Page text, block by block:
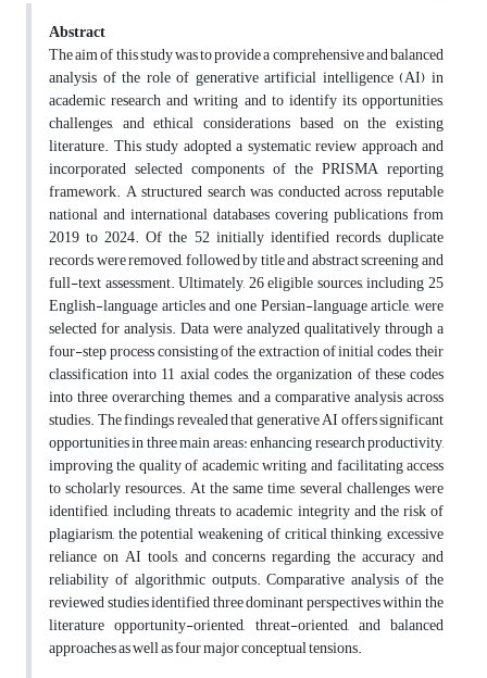
Abstract
The aim of this study was to provide a comprehensive and balanced
analysis of the role of generative artificial intelligence (AI) in
academic research and writing and to identify its opportunities,
challenges, and ethical considerations based on the existing
literature. This study adopted a systematic review approach and
incorporated selected components of the PRISMA reporting
framework. A structured search was conducted across reputable
national and international databases covering publications from
2019 to 2024. Of the 52 initially identified records, duplicate
records were removed, followed by title and abstract screening and
full-text assessment. Ultimately, 26 eligible sources, including 25
English-language articles and one Persian-language article, were
selected for analysis. Data were analyzed qualitatively through a
four-step process consisting of the extraction of initial codes, their
classification into 11 axial codes, the organization of these codes
into three overarching themes, and a comparative analysis across
studies. The findings revealed that generative AI offers significant
opportunities in three main areas: enhancing research productivity,
improving the quality of academic writing, and facilitating access
to scholarly resources. At the same time, several challenges were
identified, including threats to academic integrity and the risk of
plagiarism, the potential weakening of critical thinking, excessive
reliance on AI tools, and concerns regarding the accuracy and
reliability of algorithmic outputs. Comparative analysis of the
reviewed studies identified three dominant perspectives within the
literature opportunity-oriented, threat-oriented, and balanced
approaches as well as four major conceptual tensions.